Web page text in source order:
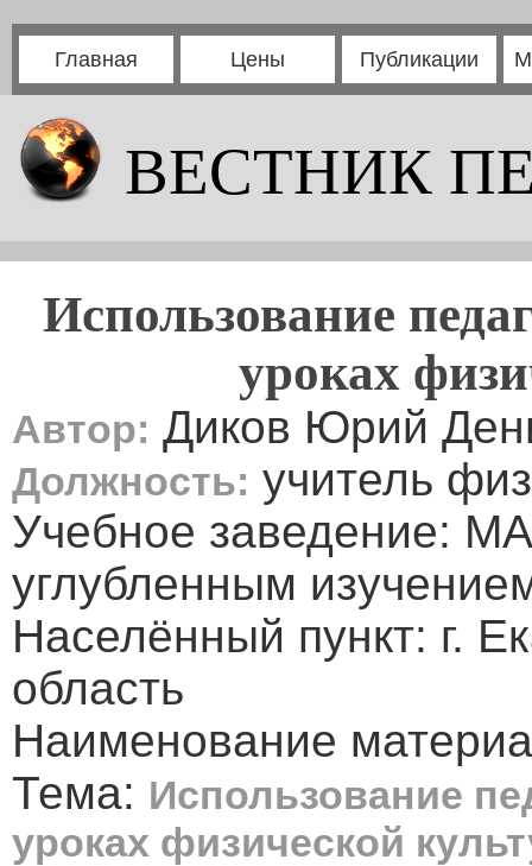
Главная Цены Публикации
ВЕСТНИК
Использование
уроках
Автор: Диков Юрий
Должность: учитель
Учебное заведение:
углубленным
Населённый пункт: г.
область
Наименование
Тема: Использование
уроках физической